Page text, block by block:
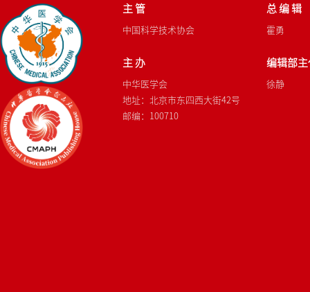
主 管
中国科学技术协会
主 办
中华医学会
地址：北京市东四西大街42号
邮编：100710
总 编 辑
霍勇
编辑部
徐静